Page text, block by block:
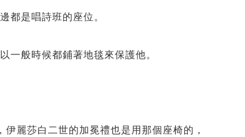
都是唱詩班的座位。
一般時候都鋪著地毯來保護他。
麗莎白二世的加冕禮也是用那個座椅的，